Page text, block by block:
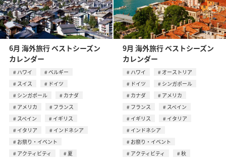
6月 海外旅行 ベストシーズン
カレンダー
ハワイ
ベルギー
スイス
ドイツ
シンガポール
カナダ
アメリカ
フランス
スペイン
イギリス
イタリア
インドネシア
お祭り・イベント
アクティビティ
夏
9月 海外旅行 ベストシーズン
カレンダー
ハワイ
オーストリア
ドイツ
シンガポール
カナダ
アメリカ
フランス
スペイン
イギリス
イタリア
インドネシア
お祭り・イベント
アクティビティ
秋